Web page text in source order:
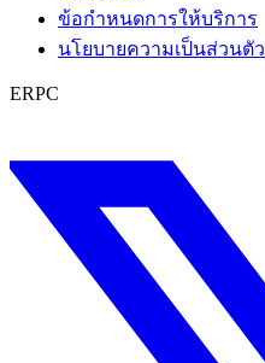
ข้อกำหนดการให้บริการ
นโยบายความเป็นส่วนตัว
ERPC